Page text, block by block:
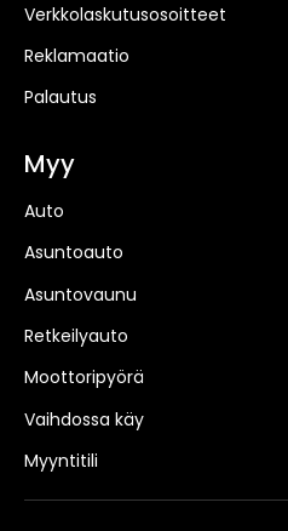
Verkkolaskutusosoitteet
Reklamaatio
Palautus
Myy
Auto
Asuntoauto
Asuntovaunu
Retkeilyauto
Moottoripyörä
Vaihdossa käy
Myyntitili